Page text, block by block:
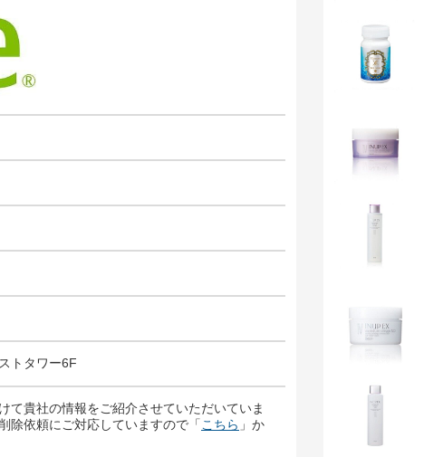
トタワー6F
て貴社の情報をご紹介させていただいていま
除依頼にご対応していますので「 こちら 」か